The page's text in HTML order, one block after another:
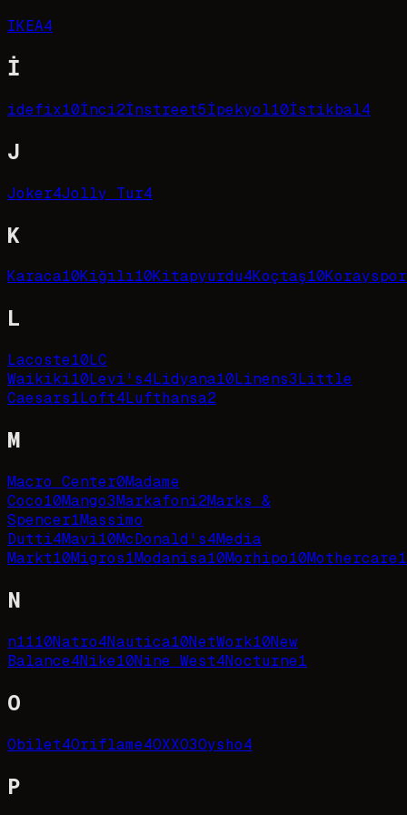
IKEA4
İ
idefix10İnci2İnstreet5İpekyol10İstikbal4
J
Joker4Jolly Tur4
K
Karaca10Kiğılı10Kitapyurdu4Koçtaş10Korayspor
L
Lacoste10LC
Waikiki10Levi's4Lidyana10Linens3Little
Caesars1Loft4Lufthansa2
M
Macro Center0Madame
Coco10Mango3Markafoni2Marks &
Spencer1Massimo
Dutti4Mavi10McDonald's4Media
Markt10Migros1Modanisa10Morhipo10Mothercare1
N
n1110Natro4Nautica10NetWork10New
Balance4Nike10Nine West4Nocturne1
O
Obilet4Oriflame4OXXO3Oysho4
P